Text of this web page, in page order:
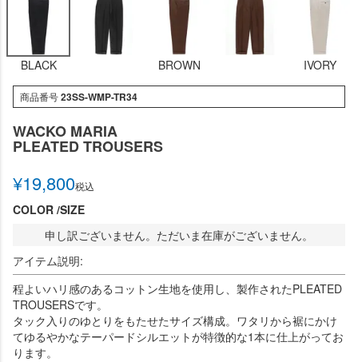
BLACK BROWN IVORY
商品番号23SS-WMP-TR34
WACKO MARIA
PLEATED TROUSERS
¥19,800税込
COLOR SIZE
申し訳ございません。ただいま在庫がございません。
アイテム説明:
程よいハリ感のあるコットン生地を使用し、製作されたPLEATED
TROUSERSです。
タック入りのゆとりをもたせたサイズ構成。ワタリから裾にかけ
てゆるやかなテーパードシルエットが特徴的な1本に仕上がってお
ります。